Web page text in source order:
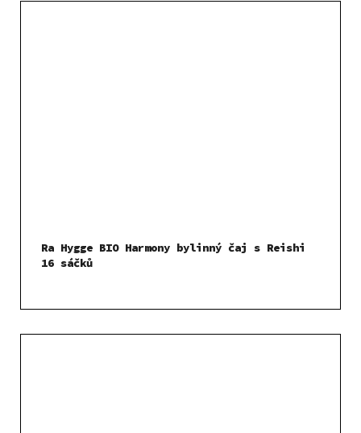
Ra Hygge BIO Harmony bylinný čaj s Reishi
16 sáčků